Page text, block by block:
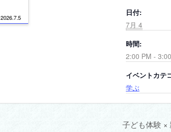
2026.7.5
日付:
7月 4
時間:
2:00 PM -
イベントカテ
学ぶ
子ども体験 ×